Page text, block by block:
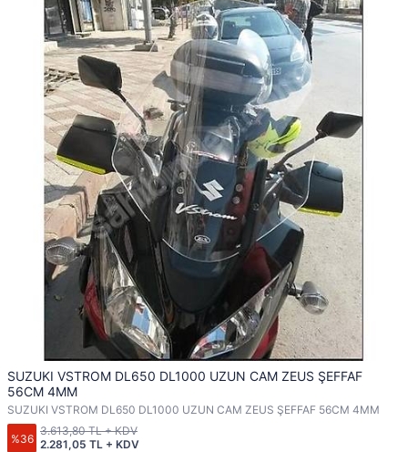
SUZUKI VSTROM DL650 DL1000 UZUN CAM ZEUS ŞEFFAF
56CM 4MM
SUZUKI VSTROM DL650 DL1000 UZUN CAM ZEUS ŞEFFAF 56CM 4MM
%36 2.281,05 TL + KDV
3.613,80 TL + KDV